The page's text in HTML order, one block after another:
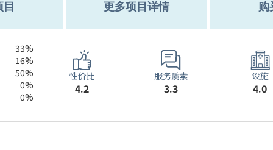
更多项目详情 购
33%
16%
50%
0%
0%
性价比
4.2
服务质素
3.3
设施
4.0